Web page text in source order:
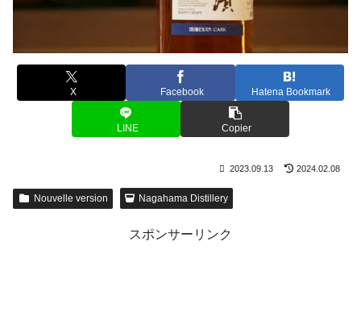
X Facebook Hatena Bookmark
LINE Copier
2023.09.13 2024.02.08
Nouvelle version Nagahama Distillery
スポンサーリンク